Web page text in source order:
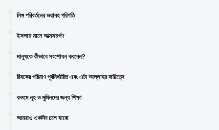
লিঙ্গ পরিবর্তনের ভয়াবহ পরিণতি
ইসলাম মানে আত্মসমর্পণ
মানুষকে কীভাবে সংশোধন করবেন?
রিযকের পরিমাণ পূর্বনির্ধারিত এবং এটা আল্লাহর দায়িত্বে
কওমে নূহ ও মুমিনদের জন্য শিক্ষা
আমরাও একদিন চলে যাবো